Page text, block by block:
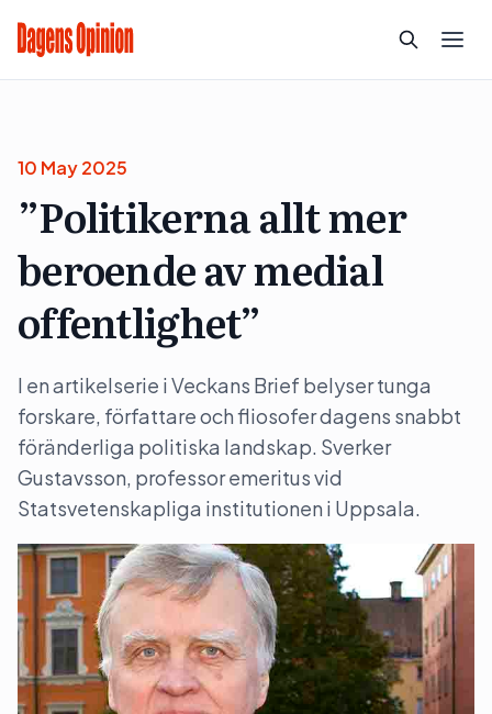
10 May 2025
”Politikerna allt mer
beroende av medial
offentlighet”
I en artikelserie i Veckans Brief belyser tunga
forskare, författare och fliosofer dagens snabbt
föränderliga politiska landskap. Sverker
Gustavsson, professor emeritus vid
Statsvetenskapliga institutionen i Uppsala.